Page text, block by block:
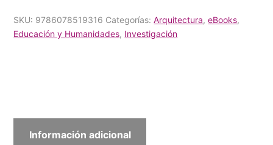
SKU: 9786078519316 Categorías:Arquitectura,eBooks,
Educación y Humanidades, Investigación
Información adicional